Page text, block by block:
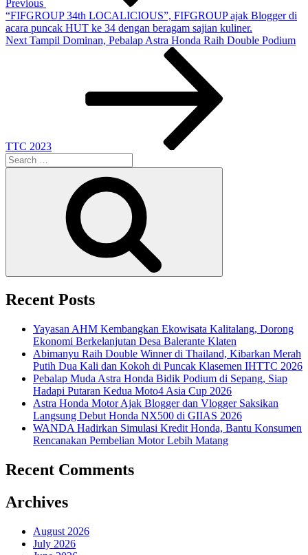
Previous
“FIFGROUP 34th LOCALICIOUS”, FIFGROUP ajak Blogger di
acara puncak HUT ke 34 dengan beragam sajian kuliner.
Next
Next Tampil Dominan, Pebalap Astra Honda Raih Double Podium
TTC 2023
Search
for:
Recent Posts
Yayasan AHM Kembangkan Ekowisata Kalitalang, Dorong
Ekonomi Berkelanjutan Desa Balerante Klaten
Abimanyu Raih Double Winner di Thailand, Kibarkan Merah
Putih Dua Kali dan Kokoh di Puncak Klasemen IHTTC 2026
Pebalap Muda Astra Honda Bidik Podium di Sepang, Siap
Hadapi Putaran Kedua Moto4 Asia Cup 2026
Astra Honda Motor Ajak Blogger dan Vlogger Saksikan
Langsung Debut Honda NX500 di GIIAS 2026
WANDA Hadirkan Simulasi Kredit Honda, Bantu Konsumen
Rencanakan Pembelian Motor Lebih Matang
Recent Comments
Archives
August 2026
July 2026